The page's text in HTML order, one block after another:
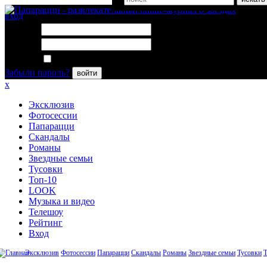
вход
Забыли пароль?
войти
x
Эксклюзив
Фотосессии
Папарацци
Скандалы
Романы
Звездные семьи
Тусовки
Топ-10
LOOK
Музыка и видео
Телешоу
Рейтинг
Вход
Эксклюзив Фотосессии Папарацци Скандалы Романы Звездные семьи Тусовки